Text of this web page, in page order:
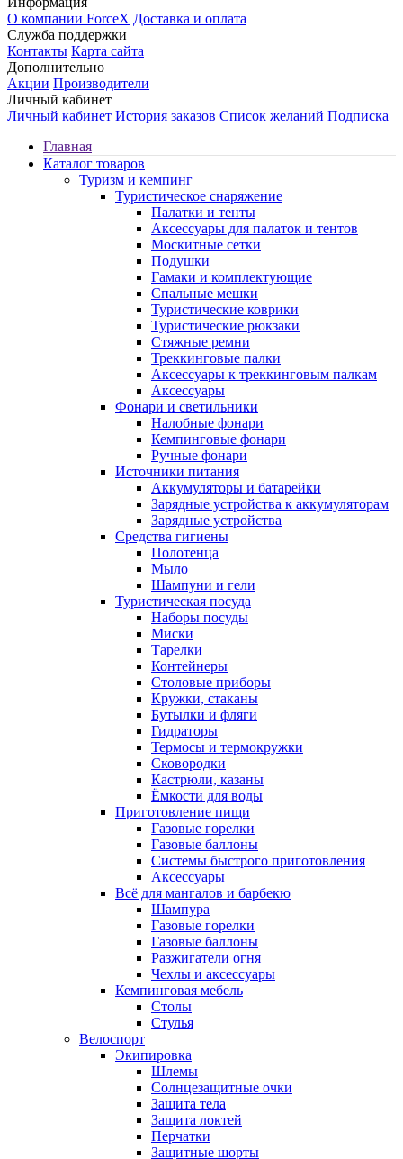
О компании ForceX Доставка и оплата
Служба поддержки
Контакты Карта сайта
Дополнительно
Акции Производители
Личный кабинет
Личный кабинет История заказов Список желаний Подписка
Главная
Каталог товаров
Туризм и кемпинг
Туристическое снаряжение
Палатки и тенты
Аксессуары для палаток и тентов
Москитные сетки
Подушки
Гамаки и комплектующие
Спальные мешки
Туристические коврики
Туристические рюкзаки
Стяжные ремни
Треккинговые палки
Аксессуары к треккинговым палкам
Аксессуары
Фонари и светильники
Налобные фонари
Кемпинговые фонари
Ручные фонари
Источники питания
Аккумуляторы и батарейки
Зарядные устройства к аккумуляторам
Зарядные устройства
Средства гигиены
Полотенца
Мыло
Шампуни и гели
Туристическая посуда
Наборы посуды
Миски
Тарелки
Контейнеры
Столовые приборы
Кружки, стаканы
Бутылки и фляги
Гидраторы
Термосы и термокружки
Сковородки
Кастрюли, казаны
Ёмкости для воды
Приготовление пищи
Газовые горелки
Газовые баллоны
Системы быстрого приготовления
Аксессуары
Всё для мангалов и барбекю
Шампура
Газовые горелки
Газовые баллоны
Разжигатели огня
Чехлы и аксессуары
Кемпинговая мебель
Столы
Стулья
Велоспорт
Экипировка
Шлемы
Солнцезащитные очки
Защита тела
Защита локтей
Перчатки
Защитные шорты